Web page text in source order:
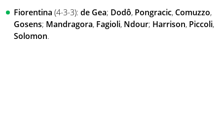
Fiorentina (4-3-3): de Gea; Dodô, Pongracic, Comuzzo,
Gosens; Mandragora, Fagioli, Ndour; Harrison, Piccoli,
Solomon.